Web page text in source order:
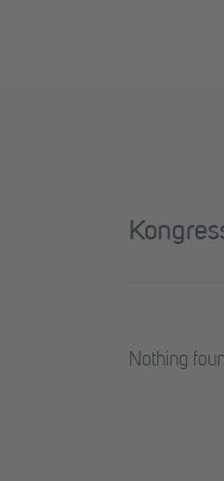
Nothing